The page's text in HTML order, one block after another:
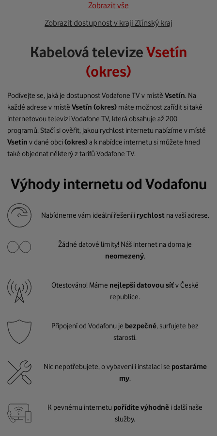
Zobrazit vše
Zobrazit dostupnost v kraji Zlínský kraj
Kabelová televizeVsetín
(okres)
Podívejte se, jaká je dostupnost Vodafone TV v místě Vsetín. Na
každé adrese v místě Vsetín (okres) máte možnost zařídit si také
internetovou televizi Vodafone TV, která obsahuje až 200
programů. Stačí si ověřit, jakou rychlost internetu nabízíme v místě
Vsetín v dané obci(okres)a k nabídce internetu si můžete hned
také objednat některý z tarifů Vodafone TV.
Výhody internetu od Vodafonu
Nabídneme vám ideální řešení i rychlost na vaší adrese.
Žádné datové limity! Náš internet na doma je
neomezený.
Otestováno! Máme nejlepší datovou síťv České
republice.
Připojení od Vodafonu je bezpečné, surfujete bez
starostí.
Nic nepotřebujete, o vybavení i instalaci se postaráme
my.
K pevnému internetu pořídíte výhodně i další naše
služby.